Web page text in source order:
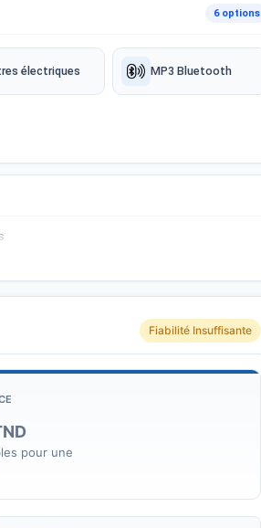
6 options
électriques MP3 Bluetooth
Fiabilité Insuffisante
pour une